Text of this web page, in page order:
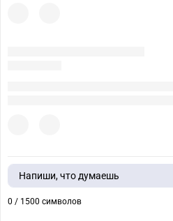
Напиши, что думаешь
0 / 1500 символов